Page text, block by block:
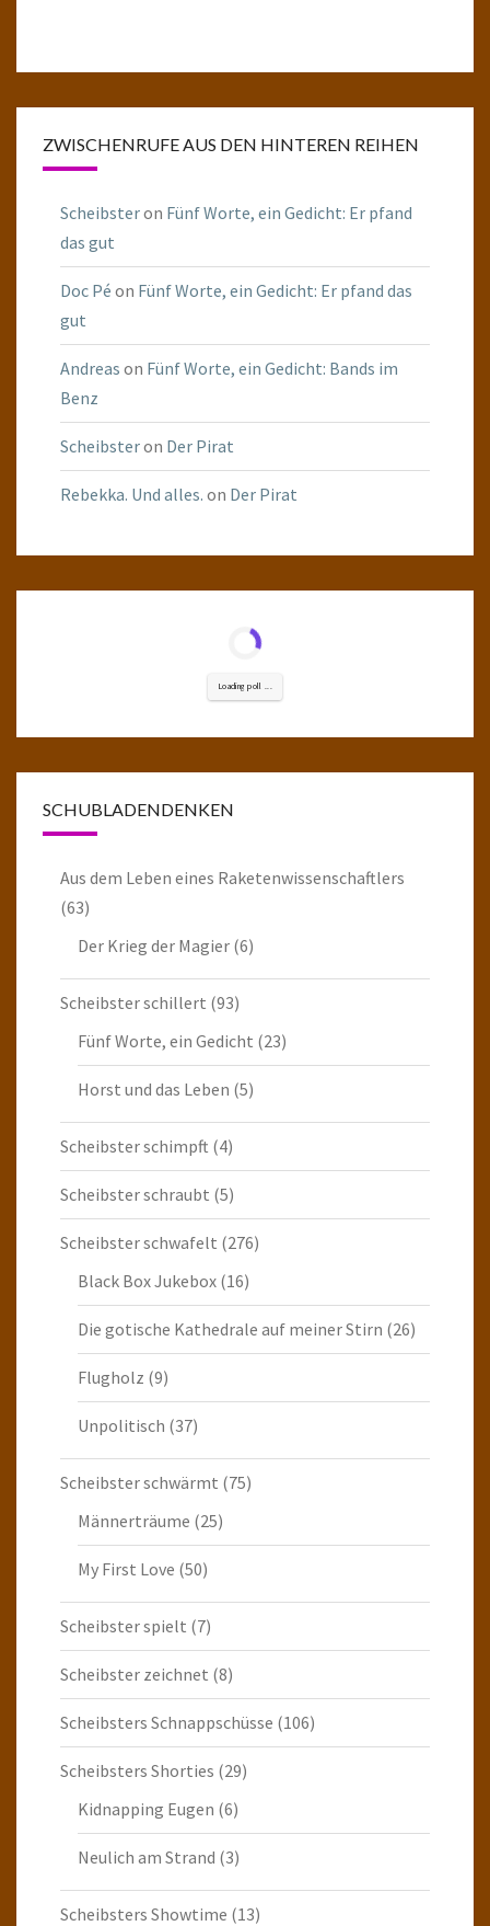
ZWISCHENRUFE AUS DEN HINTEREN REIHEN
Scheibsteron Fünf Worte, ein Gedicht: Er pfand
das gut
Doc Pé on Fünf Worte, ein Gedicht: Er pfand das
gut
Andreas on Fünf Worte, ein Gedicht: Bands im
Benz
Scheibsteron Der Pirat
Rebekka. Und alles. on Der Pirat
Loading poll ...
SCHUBLADENDENKEN
Aus dem Leben eines Raketenwissenschaftlers
(63)
Der Krieg der Magier (6)
Scheibster schillert (93)
Fünf Worte, ein Gedicht (23)
Horst und das Leben (5)
Scheibster schimpft (4)
Scheibster schraubt (5)
Scheibster schwafelt (276)
Black Box Jukebox (16)
Die gotische Kathedrale auf meiner Stirn (26)
Flugholz (9)
Unpolitisch (37)
Scheibster schwärmt (75)
Männerträume (25)
My First Love (50)
Scheibster spielt (7)
Scheibster zeichnet (8)
Scheibsters Schnappschüsse (106)
Scheibsters Shorties (29)
Kidnapping Eugen (6)
Neulich am Strand (3)
Scheibsters Showtime (13)